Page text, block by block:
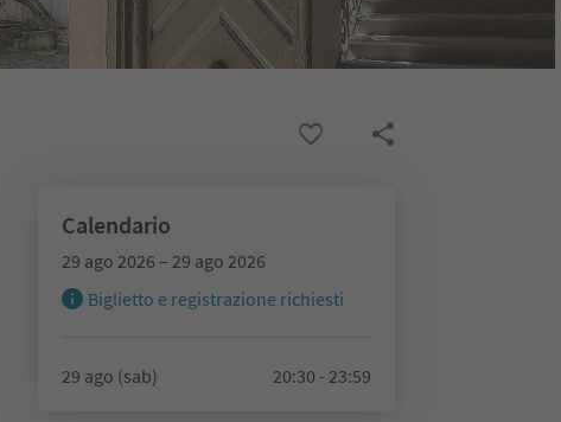
Calendario
29 ago 2026 – 29 ago 2026
Biglietto e registrazione richiesti
29 ago (sab) 20:30 - 23:59